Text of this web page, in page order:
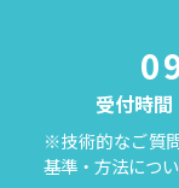
受付時間
※技術的なご質
基準・方法につ